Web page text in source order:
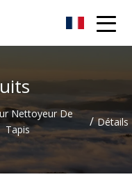
Nettoyeur De
Tapis
/ Détails